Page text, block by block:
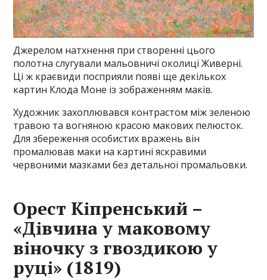
Джерелом натхнення при створенні цього
полотна слугували мальовничі околиці Живерні.
Ці ж краєвиди посприяли появі ще декількох
картин Клода Моне із зображенням маків.
Художник захоплювався контрастом між зеленою
травою та вогняною красою макових пелюсток.
Для збереження особистих вражень він
промалював маки на картині яскравими
червоними мазками без детальної промальовки.
Орест Кіпренський –
«Дівчина у маковому
віночку з гвоздикою у
руці» (1819)